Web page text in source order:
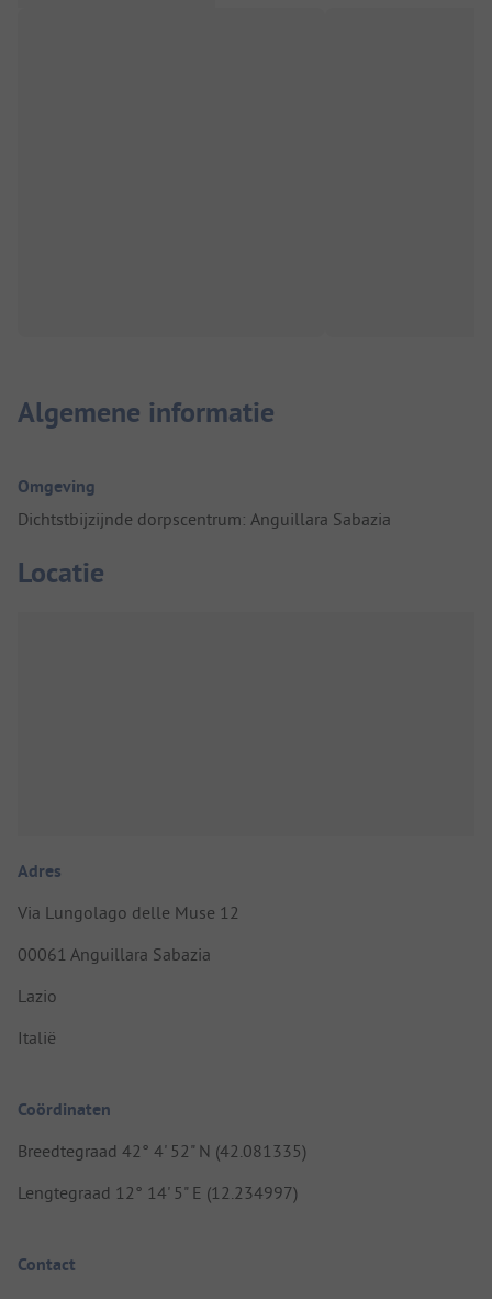
Algemene informatie
Omgeving
Dichtstbijzijnde dorpscentrum: Anguillara Sabazia
Locatie
Adres
Via Lungolago delle Muse 12
00061 Anguillara Sabazia
Lazio
Italië
Coördinaten
Breedtegraad 42° 4' 52" N (42.081335)
Lengtegraad 12° 14' 5" E (12.234997)
Contact